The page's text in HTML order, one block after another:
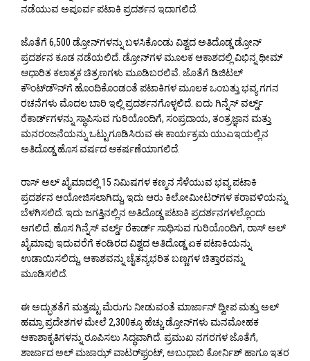
ನಡೆಯುವ ಅಪೂರ್ವ ಪಟಾಕಿ ಪ್ರದರ್ಶನ ಇದಾಗಲಿದೆ.
ಜೊತೆಗೆ 6,500 ಡ್ರೋನ್‌ಗಳನ್ನು ಬಳಸಿಕೊಂಡು ವಿಶ್ವದ ಅತಿದೊಡ್ಡ ಡ್ರೋನ್
ಪ್ರದರ್ಶನ ಕೂಡ ನಡೆಯಲಿದೆ. ಡ್ರೋನ್‌ಗಳ ಮೂಲಕ ಆಕಾಶದಲ್ಲಿ ವಿಭಿನ್ನ ಥೀಮ್
ಆಧಾರಿತ ಕಲಾತ್ಮಕ ಚಿತ್ರಣಗಳು ಮೂಡಿಬರಲಿವೆ. ಜೊತೆಗೆ ಡಿಜಿಟಲ್
ಕೌಂಟ್‌ಡೌನ್‌ಗೆ ಹೊಂದಿಕೊಂಡಂತೆ ಪಟಾಕಿಗಳ ಮೂಲಕ ಒಂಬತ್ತು ಭವ್ಯ ಗಗನ
ರಚನೆಗಳು ಮೊದಲ ಬಾರಿ ಇಲ್ಲಿ ಪ್ರದರ್ಶನಗೊಳ್ಳಲಿದೆ. ಐದು ಗಿನ್ನೆಸ್ ವರ್ಲ್ಡ್
ರೆಕಾರ್ಡ್‌ಗಳನ್ನು ಸ್ಥಾಪಿಸುವ ಗುರಿಯೊಂದಿಗೆ, ಸಂಪ್ರದಾಯ, ತಂತ್ರಜ್ಞಾನ ಮತ್ತು
ಮನರಂಜನೆಯನ್ನು ಒಟ್ಟುಗೂಡಿಸಿರುವ ಈ ಕಾರ್ಯಕ್ರಮ ಯುಎಇಯಲ್ಲಿನ
ಅತಿದೊಡ್ಡ ಹೊಸ ವರ್ಷದ ಆಕರ್ಷಣೆಯಾಗಲಿದೆ.
ರಾಸ್ ಅಲ್ ಖೈಮಾದಲ್ಲಿ 15 ನಿಮಿಷಗಳ ಕಣ್ಮನ ಸೆಳೆಯುವ ಭವ್ಯ ಪಟಾಕಿ
ಪ್ರದರ್ಶನ ಆಯೋಜಿಸಲಾಗಿದ್ದು, ಇದು ಆರು ಕಿಲೋಮೀಟರ್‌ಗಳ ಕರಾವಳಿಯನ್ನು
ಬೆಳಗಿಸಲಿದೆ. ಇದು ಜಗತ್ತಿನಲ್ಲಿನ ಅತಿದೊಡ್ಡ ಪಟಾಕಿ ಪ್ರದರ್ಶನಗಳಲ್ಲೊಂದು
ಆಗಲಿದೆ. ಹೊಸ ಗಿನ್ನೆಸ್ ವರ್ಲ್ಡ್ ರೆಕಾರ್ಡ್ ಸಾಧಿಸುವ ಗುರಿಯೊಂದಿಗೆ, ರಾಸ್ ಅಲ್
ಖೈಮಾವು ಇದುವರೆಗೆ ಕಂಡಿರದ ವಿಶ್ವದ ಅತಿದೊಡ್ಡ ಏಕ ಪಟಾಕಿಯನ್ನು
ಉಡಾಯಿಸಲಿದ್ದು, ಆಕಾಶವನ್ನು ಚೈತನ್ಯಭರಿತ ಬಣ್ಣಗಳ ಚಿತ್ತಾರವನ್ನು
ಮೂಡಿಸಲಿದೆ.
ಈ ಅದ್ಭುತತೆಗೆ ಮತ್ತಷ್ಟು ಮೆರುಗು ನೀಡುವಂತೆ ಮಾರ್ಜಾನ್ ದ್ವೀಪ ಮತ್ತು ಅಲ್
ಹಮ್ರಾ ಪ್ರದೇಶಗಳ ಮೇಲೆ 2,300ಕ್ಕೂ ಹೆಚ್ಚು ಡ್ರೋನ್‌ಗಳು ಮನಮೋಹಕ
ಆಕಾಶಾಕೃತಿಗಳನ್ನು ರೂಪಿಸಲು ಸಿದ್ಧವಾಗಿದೆ. ಪ್ರಮುಖ ನಗರಗಳ ಜೊತೆಗೆ,
ಶಾರ್ಜಾದ ಅಲ್ ಮಜಾಝ್ ವಾಟರ್‌ಫ್ರಂಟ್, ಅಬುಧಾಬಿ ಕೋರ್ನಿಶ್ ಹಾಗೂ ಇತರ